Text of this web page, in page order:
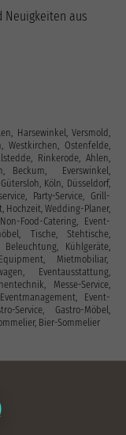
Neuigkeiten aus
Harsewinkel, Versmold,
Westkirchen, Ostenfelde,
Rinkerode, Ahlen,
Beckum, Everswinkel,
Köln, Düsseldorf,
Party-Service, Grill-
Hochzeit, Wedding-Planer,
Food-Catering, Event-
Tische, Stehtische,
Beleuchtung, Kühlgeräte,
Mietmobiliar,
Eventausstattung‎,
Messe-Service,
Event-
Service, Gastro-Möbel,
Bier-Sommelier